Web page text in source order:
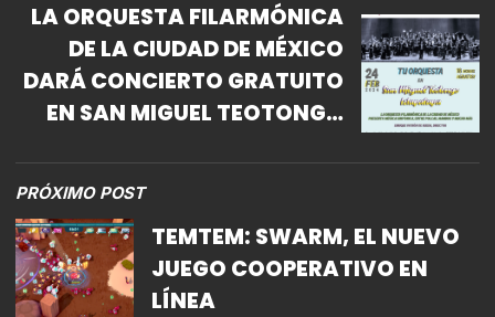
LA ORQUESTA FILARMÓNICA
DE LA CIUDAD DE MÉXICO
DARÁ CONCIERTO GRATUITO
EN SAN MIGUEL TEOTONGO
PRÓXIMO POST
TEMTEM: SWARM, EL NUEVO
JUEGO COOPERATIVO EN
LÍNEA